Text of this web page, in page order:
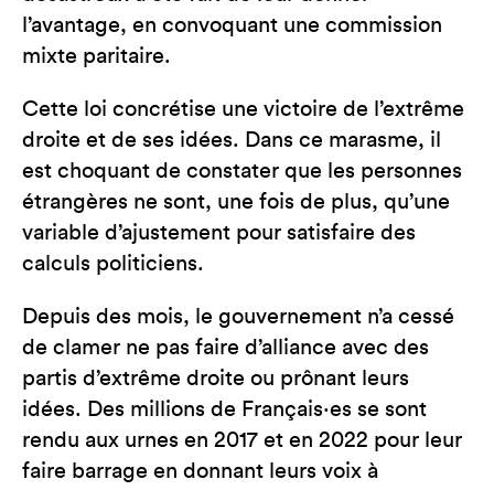
l’avantage, en convoquant une commission
mixte paritaire.
Cette loi concrétise une victoire de l’extrême
droite et de ses idées. Dans ce marasme, il
est choquant de constater que les personnes
étrangères ne sont, une fois de plus, qu’une
variable d’ajustement pour satisfaire des
calculs politiciens.
Depuis des mois, le gouvernement n’a cessé
de clamer ne pas faire d’alliance avec des
partis d’extrême droite ou prônant leurs
idées. Des millions de Français·es se sont
rendu aux urnes en 2017 et en 2022 pour leur
faire barrage en donnant leurs voix à